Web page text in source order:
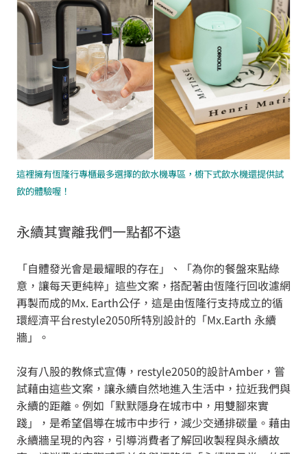
這裡擁有恆隆行專櫃最多選擇的飲水機專區，櫥下式飲水機還提供試
飲的體驗喔！
永續其實離我們一點都不遠
「自體發光會是最耀眼的存在」、「為你的餐盤來點綠
意，讓每天更純粹」這些文案，搭配著由恆隆行回收濾網
再製而成的Mx. Earth公仔，這是由恆隆行支持成立的循
環經濟平台restyle2050所特別設計的「Mx.Earth 永續
牆」。
沒有八股的教條式宣傳，restyle2050的設計Amber，嘗
試藉由這些文案，讓永續自然地進入生活中，拉近我們與
永續的距離。例如「默默隱身在城市中，用雙腳來實
踐」，是希望倡導在城市中步行，減少交通排碳量。藉由
永續牆呈現的內容，引導消費者了解回收製程與永續故